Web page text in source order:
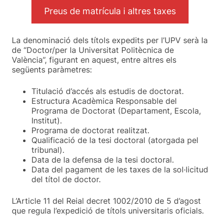
Preus de matrícula i altres taxes
La denominació dels títols expedits per l’UPV serà la
de “Doctor/per la Universitat Politècnica de
València”, figurant en aquest, entre altres els
següents paràmetres:
Titulació d’accés als estudis de doctorat.
Estructura Acadèmica Responsable del
Programa de Doctorat (Departament, Escola,
Institut).
Programa de doctorat realitzat.
Qualificació de la tesi doctoral (atorgada pel
tribunal).
Data de la defensa de la tesi doctoral.
Data del pagament de les taxes de la sol·licitud
del títol de doctor.
L’Article 11 del Reial decret 1002/2010 de 5 d’agost
que regula l’expedició de títols universitaris oficials.